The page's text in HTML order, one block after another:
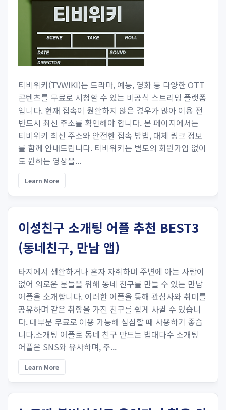
티비위키(TVWIKI)는 드라마, 예능, 영화 등 다양한 OTT
콘텐츠를 무료로 시청할 수 있는 비공식 스트리밍 플랫폼
입니다. 현재 접속이 원활하지 않은 경우가 많아 이용 전
반드시 최신 주소를 확인해야 합니다. 본 페이지에서는
티비위키 최신 주소와 안전한 접속 방법, 대체 링크 정보
를 함께 안내드립니다. 티비위키는 별도의 회원가입 없이
도 원하는 영상을...
Learn More
이성친구 소개팅 어플 추천 BEST3
(동네친구, 만남 앱)
타지에서 생활하거나 혼자 자취하며 주변에 아는 사람이
없어 외로운 분들을 위해 동네 친구를 만들 수 있는 만남
어플을 소개합니다. 이러한 어플을 통해 관심사와 취미를
공유하며 같은 취향을 가진 친구를 쉽게 사귈 수 있습니
다. 대부분 무료로 이용 가능해 심심할 때 사용하기 좋습
니다.소개팅 어플로 동네 친구 만드는 법대다수 소개팅
어플은 SNS와 유사하며, 주...
Learn More